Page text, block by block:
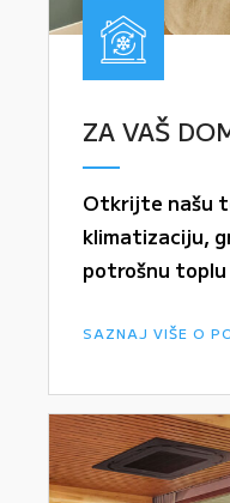
ZA VAŠ
Otkrijte našu
klimatizaciju,
potrošnu toplu
SAZNAJ VIŠE O